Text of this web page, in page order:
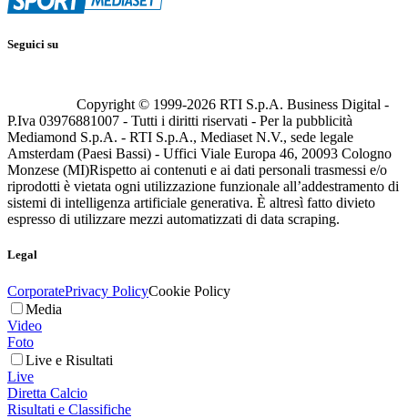
Seguici su
Copyright © 1999-2026 RTI S.p.A. Business Digital -
P.Iva 03976881007 - Tutti i diritti riservati - Per la pubblicità
Mediamond S.p.A. - RTI S.p.A., Mediaset N.V., sede legale
Amsterdam (Paesi Bassi) - Uffici Viale Europa 46, 20093 Cologno
Monzese (MI)Rispetto ai contenuti e ai dati personali trasmessi e/o
riprodotti è vietata ogni utilizzazione funzionale all’addestramento di
sistemi di intelligenza artificiale generativa. È altresì fatto divieto
espresso di utilizzare mezzi automatizzati di data scraping.
Legal
CorporatePrivacy PolicyCookie Policy
Media
Video
Foto
Live e Risultati
Live
Diretta Calcio
Risultati e Classifiche